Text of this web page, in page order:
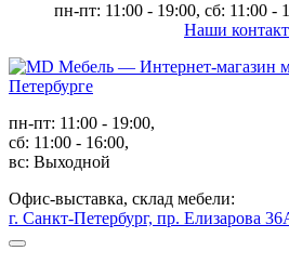
пн-пт: 11:00 - 19:00, сб: 11:00 -
Наши
пн-пт: 11:00 - 19:00,
сб: 11:00 - 16:00,
вс: Выходной
Офис-выставка, склад мебели:
г. Санкт-Петербург, пр. Елизарова